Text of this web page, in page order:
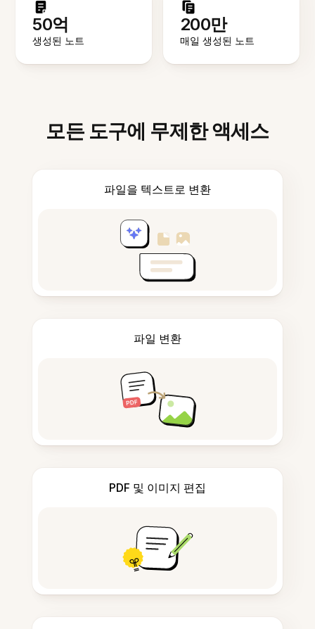
50억
생성된 노트
200만
매일 생성된 노트
모든 도구에 무제한 액세스
파일을 텍스트로 변환
파일 변환
PDF 및 이미지 편집